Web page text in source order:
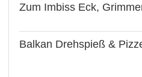
Zum Imbiss Eck,
Balkan Drehspieß &